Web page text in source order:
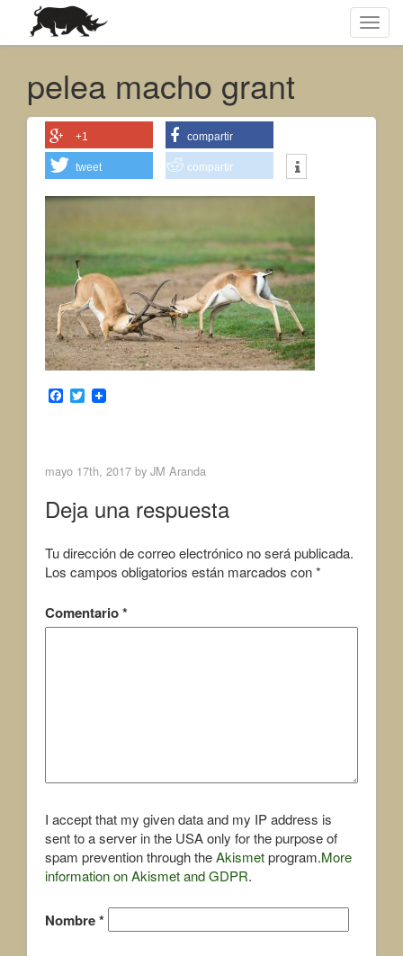
pelea macho grant
+1 compartir
tweet compartir
F
a
o
o
T
w
e
r
mayo 17th, 2017 by JM Aranda
Deja una respuesta
Tu dirección de correo electrónico no será publicada.
Los campos obligatorios están marcados con*
Comentario*
I accept that my given data and my IP address is
sent to a server in the USA only for the purpose of
spam prevention through theAkismetprogram.More
information on Akismet and GDPR.
Nombre*